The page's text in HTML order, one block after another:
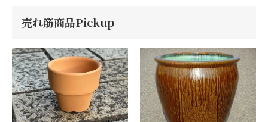
売れ筋商品Pickup